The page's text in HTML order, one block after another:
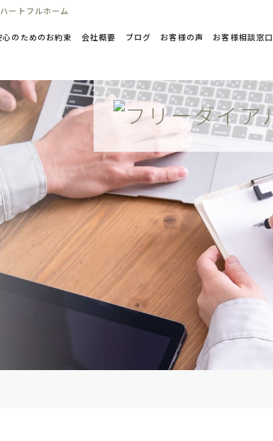
ートフルホーム
心のためのお約束 会社概要 ブログ お客様の声 お客様相談窓口